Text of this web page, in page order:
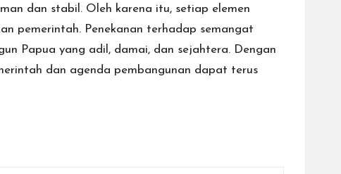
dan stabil. Oleh karena itu, setiap elemen
pemerintah. Penekanan terhadap semangat
Papua yang adil, damai, dan sejahtera. Dengan
dan agenda pembangunan dapat terus